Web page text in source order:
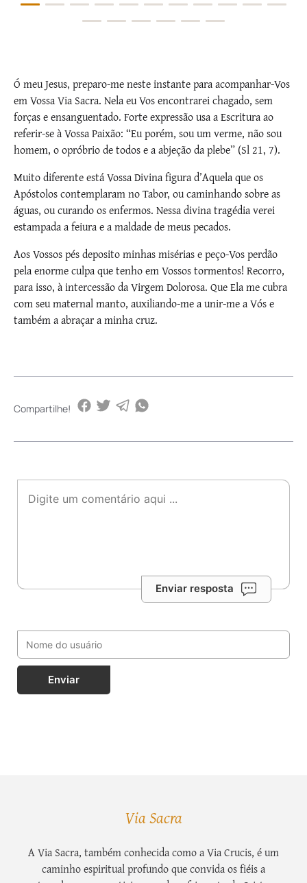
Ó meu Jesus, preparo-me neste instante para acompanhar-­Vos
em Vossa Via Sacra. Nela eu Vos encontrarei chagado, sem
forças e ensanguentado. Forte expressão usa a Escritura ao
referir-se à Vossa Paixão: “Eu porém, sou um verme, não sou
homem, o opróbrio de todos e a abjeção da plebe” (Sl 21, 7).
Muito diferente está Vossa Divina figura d’Aquela que os
Apóstolos contemplaram no Tabor, ou caminhando sobre as
águas, ou curando os enfermos. Nessa divina tragédia verei
estampada a feiura e a maldade de meus pecados.
Aos Vossos pés deposito minhas misérias e peço-­Vos perdão
pela enorme culpa que tenho em Vossos tormentos! Recorro,
para isso, à intercessão da Virgem Dolorosa. Que Ela me cubra
com seu maternal manto, auxiliando-me a unir-me a Vós e
também a abraçar a minha cruz.
Compartilhe!
Enviar resposta
Enviar
Via Sacra
A Via Sacra, também conhecida como a Via Crucis, é um
caminho espiritual profundo que convida os fiéis a